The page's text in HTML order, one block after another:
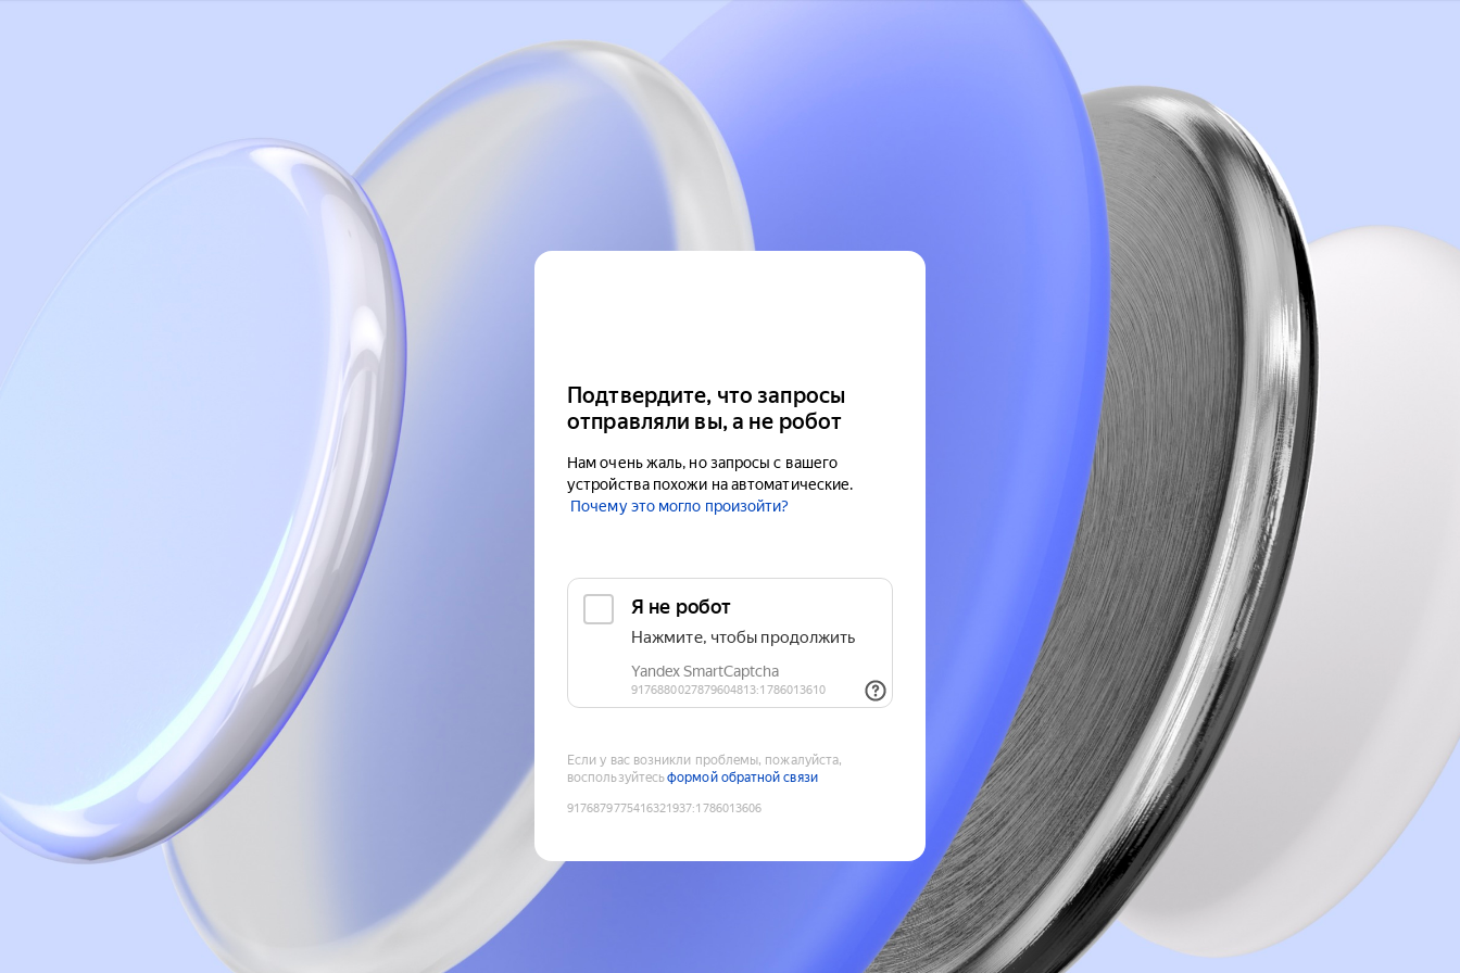
Подтвердите, что запросы
отправляли вы, а не робот
Нам очень жаль, но запросы с вашего
устройства похожи на автоматические.
Почему это могло произойти?
Если у вас возникли проблемы, пожалуйста,
воспользуйтесьформой обратной связи
9176879775416321937:1786013606